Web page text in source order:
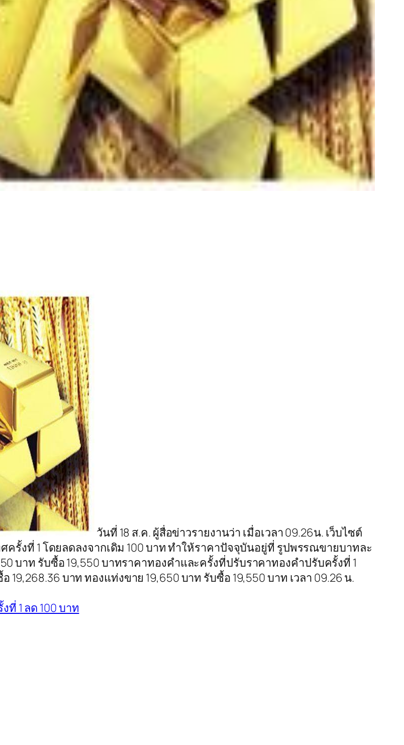
วันที่ 18 ส.ค. ผู้สื่อข่าวรายงานว่า เมื่อเวลา 09.26น. เว็บไซต์
รั้งที่ 1 โดยลดลงจากเดิม 100 บาท ทำให้ราคาปัจจุบันอยู่ที่ รูปพรรณขายบาทละ
บาท รับซื้อ 19,550 บาทราคาทองคำและครั้งที่ปรับราคาทองคำปรับครั้งที่ 1
บาท ทองแท่งขาย 19,650 บาท รับซื้อ 19,550 บาท เวลา 09.26 น.
ที่ 1 ลด 100 บาท